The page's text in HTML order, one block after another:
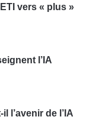
vers « plus »
l’IA
l’avenir de l’IA